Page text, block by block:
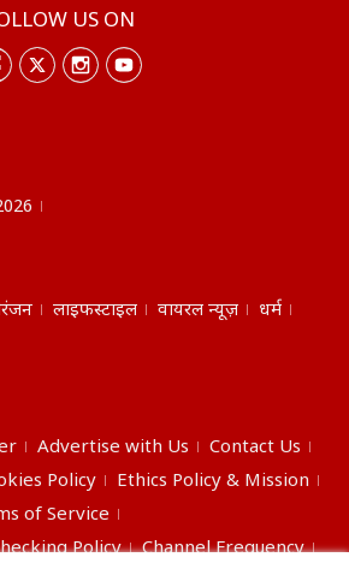
US ON
लाइफस्टाइल वायरल न्यूज़
धर्म
Advertise with Us
Contact Us
Policy
Ethics Policy & Mission
of Service
Policy
Channel Frequency